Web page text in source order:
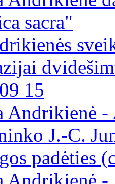
sacra"
15
Andrikienė
J.-C.
padėties